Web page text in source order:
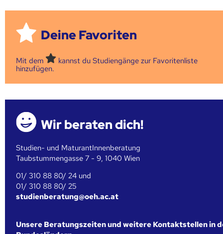
Deine Favoriten
Mit dem
kannst du Studiengänge zur Favoritenliste
hinzufügen.
Wir beraten dich!
Studien- und MaturantInnenberatung
Taubstummengasse 7 - 9, 1040 Wien
01/ 310 88 80/ 24 und
01/ 310 88 80/ 25
studienberatung@oeh.ac.at
Unsere Beratungszeiten und weitere Kontaktstellen in